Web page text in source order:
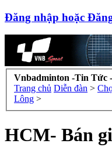
Đăng nhập hoặc
Vnbadminton -Tin Tức
Trang chủ Diễn đàn >
Lông >
HCM- Bán